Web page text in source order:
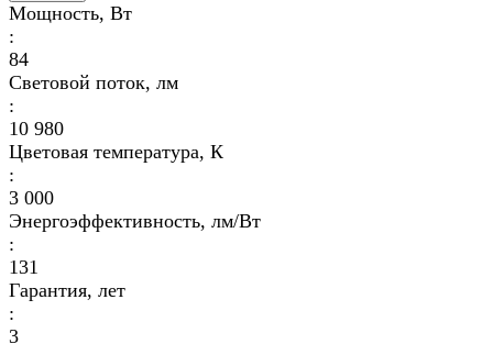
Мощность, Вт
:
84
Световой поток, лм
:
10 980
Цветовая температура, К
:
3 000
Энергоэффективность, лм/Вт
:
131
Гарантия, лет
:
3